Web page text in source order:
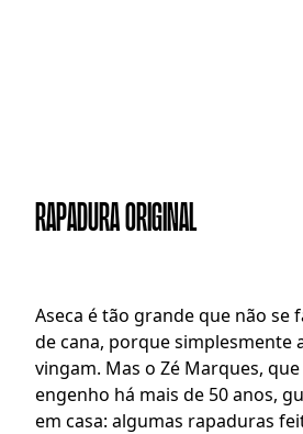
RAPADURA ORIGINAL
Aseca é tão grande que não se
de cana, porque simplesmente
vingam. Mas o Zé Marques,
engenho há mais de 50 anos,
em casa: algumas rapaduras